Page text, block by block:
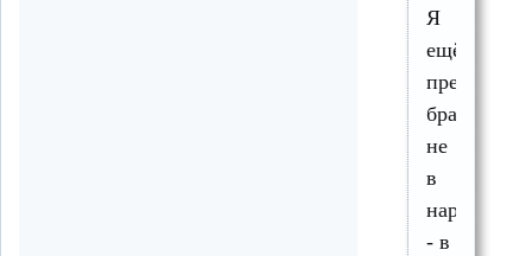
Я
ещё
брать
не
в
нарезке,
- в